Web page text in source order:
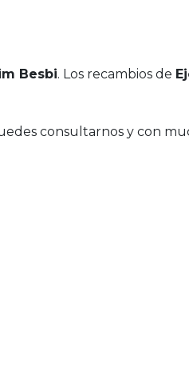
Besbi. Los recambios de
consultarnos y con